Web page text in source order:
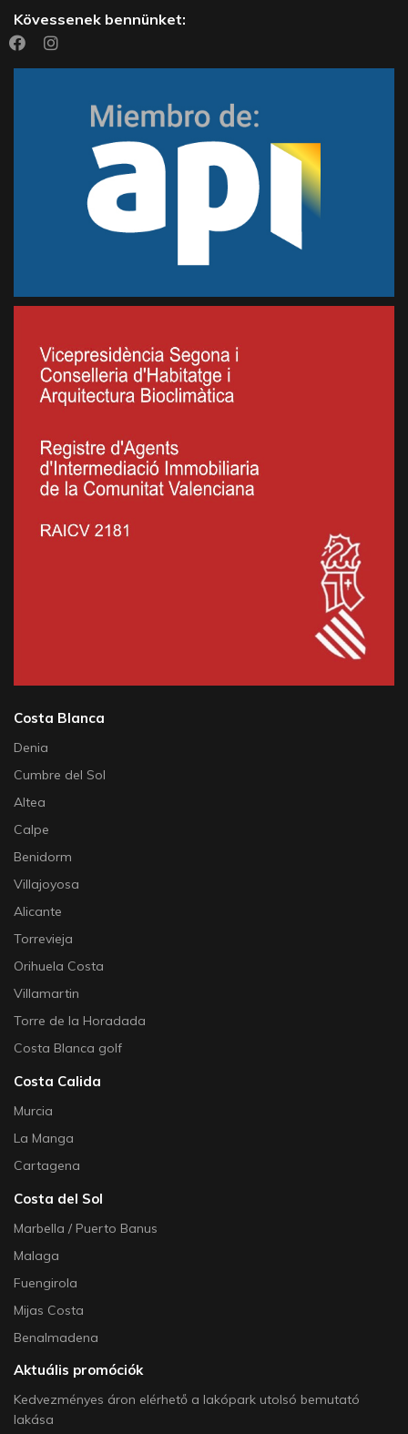
Kövessenek bennünket:
Costa Blanca
Denia
Cumbre del Sol
Altea
Calpe
Benidorm
Villajoyosa
Alicante
Torrevieja
Orihuela Costa
Villamartin
Torre de la Horadada
Costa Blanca golf
Costa Calida
Murcia
La Manga
Cartagena
Costa del Sol
Marbella / Puerto Banus
Malaga
Fuengirola
Mijas Costa
Benalmadena
Aktuális promóciók
Kedvezményes áron elérhető a lakópark utolsó bemutató
lakása